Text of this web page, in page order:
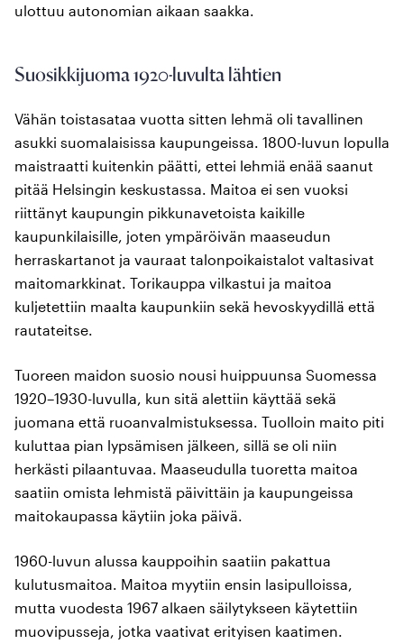
ulottuu autonomian aikaan saakka.
Suosikkijuoma 1920-luvulta lähtien
Vähän toistasataa vuotta sitten lehmä oli tavallinen
asukki suomalaisissa kaupungeissa. 1800-luvun lopulla
maistraatti kuitenkin päätti, ettei lehmiä enää saanut
pitää Helsingin keskustassa. Maitoa ei sen vuoksi
riittänyt kaupungin pikkunavetoista kaikille
kaupunkilaisille, joten ympäröivän maaseudun
herraskartanot ja vauraat talonpoikaistalot valtasivat
maitomarkkinat. Torikauppa vilkastui ja maitoa
kuljetettiin maalta kaupunkiin sekä hevoskyydillä että
rautateitse.
Tuoreen maidon suosio nousi huippuunsa Suomessa
1920–1930-luvulla, kun sitä alettiin käyttää sekä
juomana että ruoanvalmistuksessa. Tuolloin maito piti
kuluttaa pian lypsämisen jälkeen, sillä se oli niin
herkästi pilaantuvaa. Maaseudulla tuoretta maitoa
saatiin omista lehmistä päivittäin ja kaupungeissa
maitokaupassa käytiin joka päivä.
1960-luvun alussa kauppoihin saatiin pakattua
kulutusmaitoa. Maitoa myytiin ensin lasipulloissa,
mutta vuodesta 1967 alkaen säilytykseen käytettiin
muovipusseja, jotka vaativat erityisen kaatimen.